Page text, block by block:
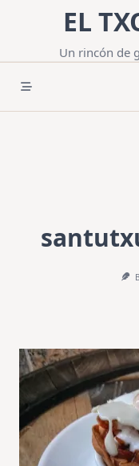
contenido
EL
Un rincón de